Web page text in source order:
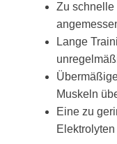
Zu schnelle
Lange
Muskeln
Eine zu
Elektrolyten